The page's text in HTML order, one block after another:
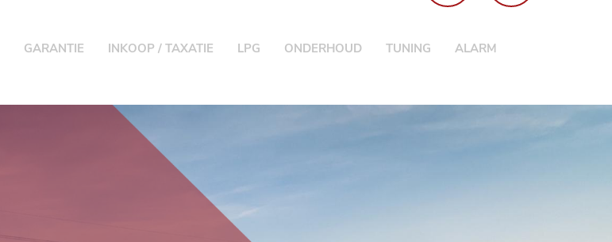
GARANTIE INKOOP / TAXATIE LPG ONDERHOUD TUNING ALARM